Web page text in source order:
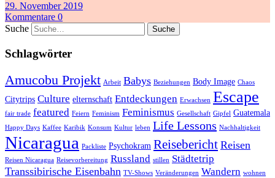
29. November 2019
Kommentare 0
Suche
Schlagwörter
Amucobu Projekt Arbeit Babys Beziehungen Body Image Chaos
Citytrips Culture elternschaft Entdeckungen Erwachsen Escape
fair trade featured Feiern Feminism Feminismus Gesellschaft Gipfel Guatemala
Happy Days Kaffee Karibik Konsum Kultur leben Life Lessons Nachhaltigkeit
Nicaragua Packliste Psychokram Reisebericht Reisen
Reisen Nicaragua Reisevorbereitung Russland stillen Städtetrip
Transsibirische Eisenbahn TV-Shows Veränderungen Wandern wohnen